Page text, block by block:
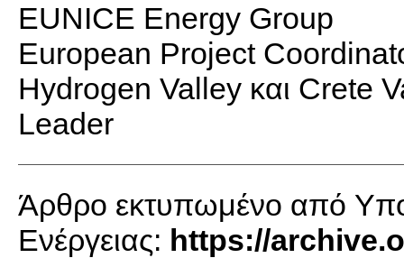
EUNICE Energy Group
European Project
Hydrogen Valley και Crete
Leader
Άρθρο εκτυπωμένο από
Ενέργειας: https://